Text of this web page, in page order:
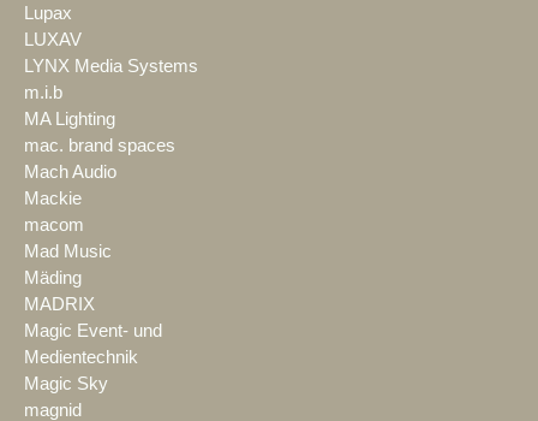
Lupax
LUXAV
LYNX Media Systems
m.i.b
MA Lighting
mac. brand spaces
Mach Audio
Mackie
macom
Mad Music
Mäding
MADRIX
Magic Event- und
Medientechnik
Magic Sky
magnid